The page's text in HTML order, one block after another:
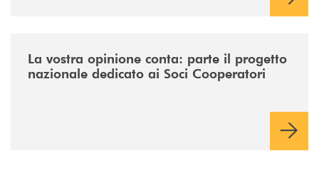
La vostra opinione conta: parte il progetto
nazionale dedicato ai Soci Cooperatori